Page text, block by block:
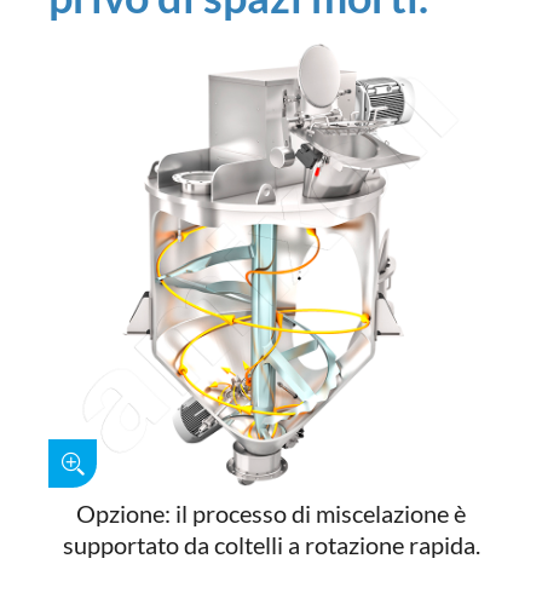
Opzione: il processo di miscelazione è
supportato da coltelli a rotazione rapida.